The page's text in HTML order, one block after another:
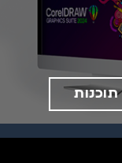
תוכנות